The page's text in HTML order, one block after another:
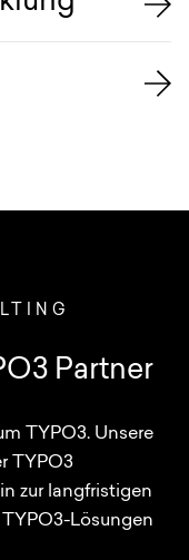
Partner
TYPO3. Unsere
TYPO3
zur langfristigen
Lösungen